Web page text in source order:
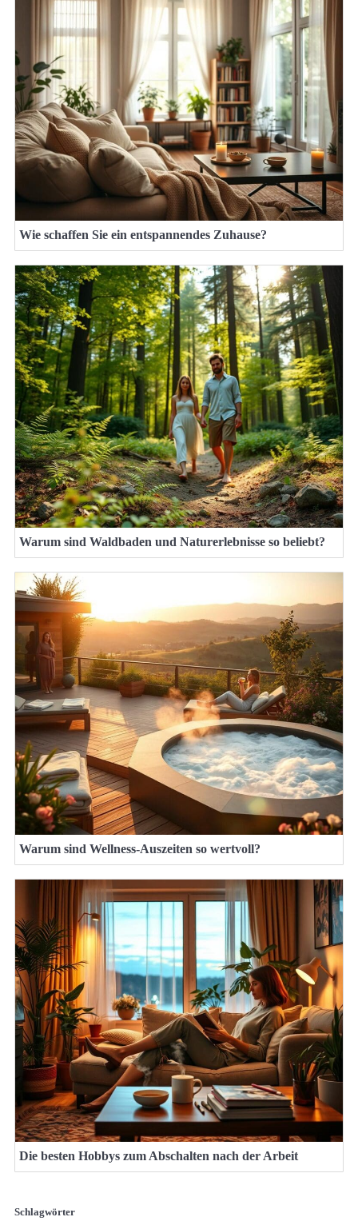
Wie schaffen Sie ein entspannendes Zuhause?
Warum sind Waldbaden und Naturerlebnisse so beliebt?
Warum sind Wellness-Auszeiten so wertvoll?
Die besten Hobbys zum Abschalten nach der Arbeit
Schlagwörter